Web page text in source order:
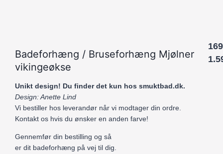
Badeforhæng / Bruseforhæng Mjølner
vikingeøkse
Unikt design! Du finder det kun hos smuktbad.dk.
Design: Anette Lind
Vi bestiller hos leverandør når vi modtager din ordre.
Kontakt os hvis du ønsker en anden farve!
Gennemfør din bestilling og så
er dit badeforhæng på vej til dig.